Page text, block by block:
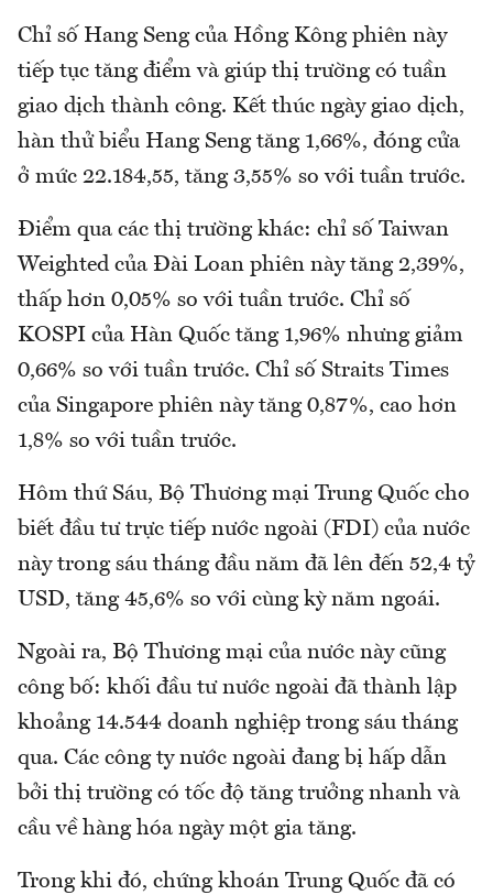
Chỉ số Hang Seng của Hồng Kông phiên này
tiếp tục tăng điểm và giúp thị trường có tuần
giao dịch thành công. Kết thúc ngày giao dịch,
hàn thử biểu Hang Seng tăng 1,66%, đóng cửa
ở mức 22.184,55, tăng 3,55% so với tuần trước.
Điểm qua các thị trường khác: chỉ số Taiwan
Weighted của Đài Loan phiên này tăng 2,39%,
thấp hơn 0,05% so với tuần trước. Chỉ số
KOSPI của Hàn Quốc tăng 1,96% nhưng giảm
0,66% so với tuần trước. Chỉ số Straits Times
của Singapore phiên này tăng 0,87%, cao hơn
1,8% so với tuần trước.
Hôm thứ Sáu, Bộ Thương mại Trung Quốc cho
biết đầu tư trực tiếp nước ngoài (FDI) của nước
này trong sáu tháng đầu năm đã lên đến 52,4 tỷ
USD, tăng 45,6% so với cùng kỳ năm ngoái.
Ngoài ra, Bộ Thương mại của nước này cũng
công bố: khối đầu tư nước ngoài đã thành lập
khoảng 14.544 doanh nghiệp trong sáu tháng
qua. Các công ty nước ngoài đang bị hấp dẫn
bởi thị trường có tốc độ tăng trưởng nhanh và
cầu về hàng hóa ngày một gia tăng.
Trong khi đó, chứng khoán Trung Quốc đã có